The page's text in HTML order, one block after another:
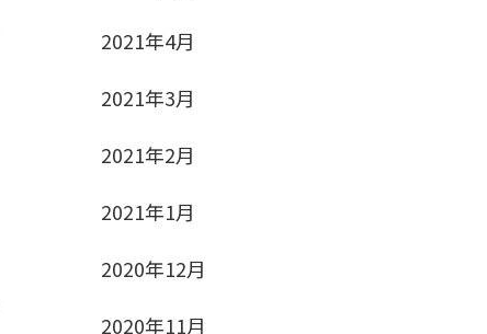
2021年4月
2021年3月
2021年2月
2021年1月
2020年12月
2020年11月